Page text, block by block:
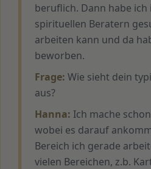
beruflich. Dann habe
spirituellen Beratern
arbeiten kann und da
beworben.
Frage: Wie sieht dein
aus?
Hanna: Ich mache
wobei es darauf
Bereich ich gerade
vielen Bereichen, z.b.